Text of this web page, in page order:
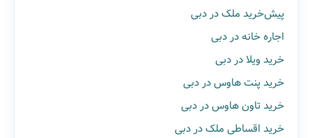
پیش‌خرید ملک در دبی
اجاره خانه در دبی
خرید ویلا در دبی
خرید پنت هاوس در دبی
خرید تاون هاوس در دبی
خرید اقساطی ملک در دبی